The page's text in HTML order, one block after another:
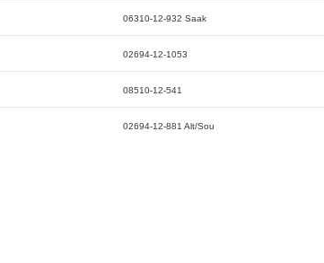
06310-12-932 Saak
02694-12-1053
08510-12-541
02694-12-881 Alt/Sou